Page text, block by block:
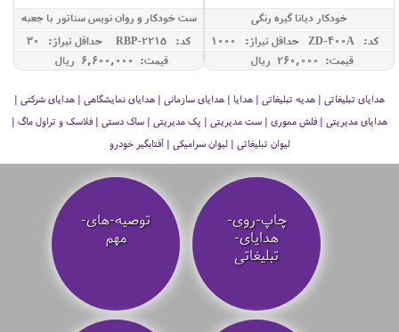
خودکار دیانا گیره رنگی
کد: ZD-400A
حداقل تيراژ: 1000
قیمت: 260,000 ريال
ست خودکار و روان نویس سناتور با جعبه
کد: RBP-2215
حداقل تيراژ: 30
قیمت: 6,600,000 ريال
هدایای تبلیغاتی | هدیه تبلیغاتی | هدایا | هدایای سازمانی | هدایای نمایشگاهی | هدایای شرکتی |
هدایای مدیریتی | فلش مموری | ست مدیریتی | پک مدیریتی | ساک دستی | فلاسک و تراول ماگ |
لیوان تبلیغاتی | لیوان سرامیکی | آفتابگیر خودرو
چاپ-روی-
هدایای-
تبلیغاتی
توصیه‌-های-
مهم